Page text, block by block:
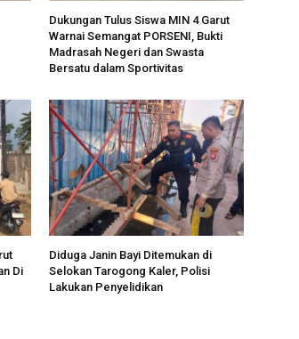
Dukungan Tulus Siswa MIN 4 Garut
Warnai Semangat PORSENI, Bukti
Madrasah Negeri dan Swasta
Bersatu dalam Sportivitas
Di
Diduga Janin Bayi Ditemukan di
Selokan Tarogong Kaler, Polisi
Lakukan Penyelidikan